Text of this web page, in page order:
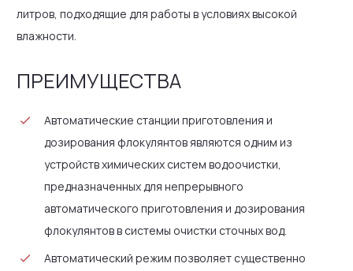
литров, подходящие для работы в условиях высокой
влажности.
ПРЕИМУЩЕСТВА
Автоматические станции приготовления и
дозирования флокулянтов являются одним из
устройств химических систем водоочистки,
предназначенных для непрерывного
автоматического приготовления и дозирования
флокулянтов в системы очистки сточных вод.
Автоматический режим позволяет существенно